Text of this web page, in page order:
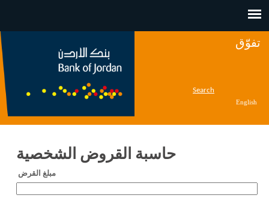
تفوّق
Search
English
حاسبة القروض الشخصية
‏مبلغ القرض ‏